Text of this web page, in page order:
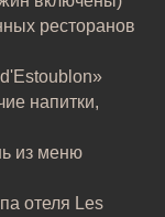
ресторанов
напитки,
из меню
отеля Les